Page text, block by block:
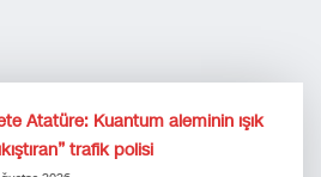
Atatüre: Kuantum aleminin ışık
trafik polisi